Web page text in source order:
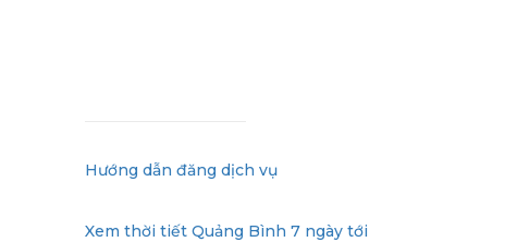
Hướng dẫn đăng dịch vụ
Xem thời tiết Quảng Bình 7 ngày tới